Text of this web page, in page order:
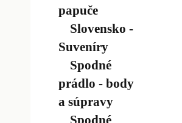
papuče
Slovensko -
Suveníry
Spodné
prádlo - body
a súpravy
Spodné